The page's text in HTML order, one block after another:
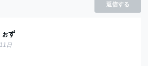
返信する
ぉず
日